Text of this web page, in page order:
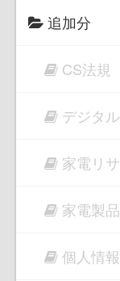
追加分
CS法規
デジタ
家電リ
家電製
個人情